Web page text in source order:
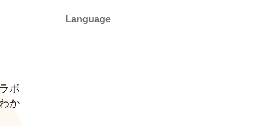
ボ
か
Language